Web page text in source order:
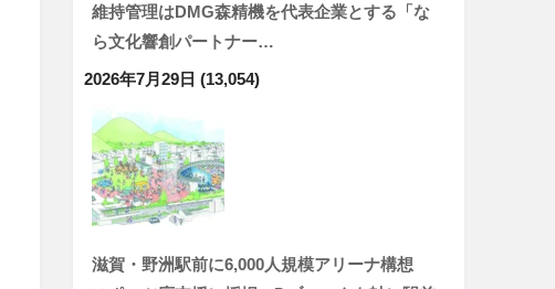
維持管理はDMG森精機を代表企業とする「な
ら文化響創パートナー…
2026年7月29日 (13,054)
滋賀・野洲駅前に6,000人規模アリーナ構想